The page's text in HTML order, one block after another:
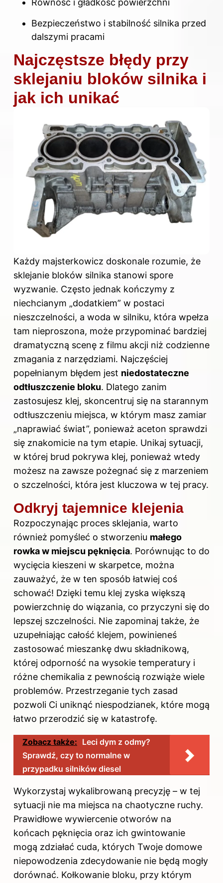
Równość i gładkość powierzchni
Bezpieczeństwo i stabilność silnika przed
dalszymi pracami
Najczęstsze błędy przy
sklejaniu bloków silnika i
jak ich unikać
Każdy majsterkowicz doskonale rozumie, że
sklejanie bloków silnika stanowi spore
wyzwanie. Często jednak kończymy z
niechcianym „dodatkiem” w postaci
nieszczelności, a woda w silniku, która wpełza
tam nieproszona, może przypominać bardziej
dramatyczną scenę z filmu akcji niż codzienne
zmagania z narzędziami. Najczęściej
popełnianym błędem jest niedostateczne
odtłuszczenie bloku. Dlatego zanim
zastosujesz klej, skoncentruj się na starannym
odtłuszczeniu miejsca, w którym masz zamiar
„naprawiać świat”, ponieważ aceton sprawdzi
się znakomicie na tym etapie. Unikaj sytuacji,
w której brud pokrywa klej, ponieważ wtedy
możesz na zawsze pożegnać się z marzeniem
o szczelności, która jest kluczowa w tej pracy.
Odkryj tajemnice klejenia
Rozpoczynając proces sklejania, warto
również pomyśleć o stworzeniu małego
rowka w miejscu pęknięcia. Porównując to do
wycięcia kieszeni w skarpetce, można
zauważyć, że w ten sposób łatwiej coś
schować! Dzięki temu klej zyska większą
powierzchnię do wiązania, co przyczyni się do
lepszej szczelności. Nie zapominaj także, że
uzupełniając całość klejem, powinieneś
zastosować mieszankę dwu składnikową,
której odporność na wysokie temperatury i
różne chemikalia z pewnością rozwiąże wiele
problemów. Przestrzeganie tych zasad
pozwoli Ci uniknąć niespodzianek, które mogą
łatwo przerodzić się w katastrofę.
Zobacz także: Leci dym z odmy?
Sprawdź, czy to normalne w
przypadku silników diesel
Wykorzystaj wykalibrowaną precyzję – w tej
sytuacji nie ma miejsca na chaotyczne ruchy.
Prawidłowe wywiercenie otworów na
końcach pęknięcia oraz ich gwintowanie
mogą zdziałać cuda, których Twoje domowe
niepowodzenia zdecydowanie nie będą mogły
dorównać. Kołkowanie bloku, przy którym